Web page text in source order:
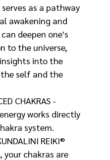
serves as a pathway
awakening and
deepen one's
to the universe,
into the
self and the
CHAKRAS -
works directly
system.
REIKI®
your chakras are